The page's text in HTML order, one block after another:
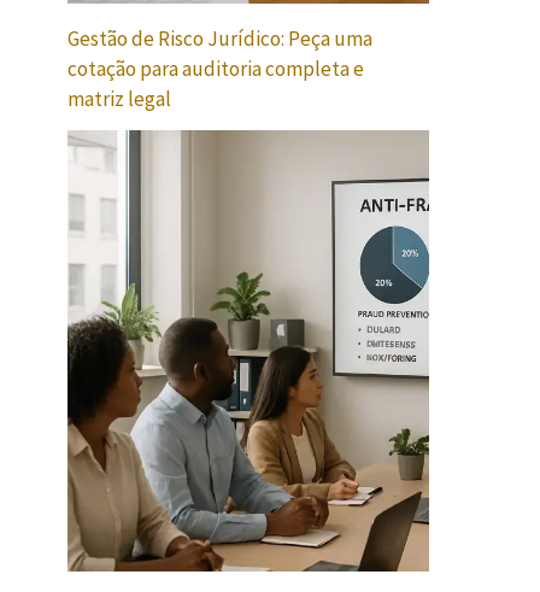
Gestão de Risco Jurídico: Peça uma
cotação para auditoria completa e
matriz legal